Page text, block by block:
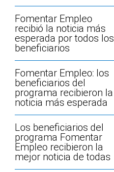
Fomentar Empleo
recibió la noticia más
esperada por todos los
beneficiarios
Fomentar Empleo: los
beneficiarios del
programa recibieron la
noticia más esperada
Los beneficiarios del
programa Fomentar
Empleo recibieron la
mejor noticia de todas